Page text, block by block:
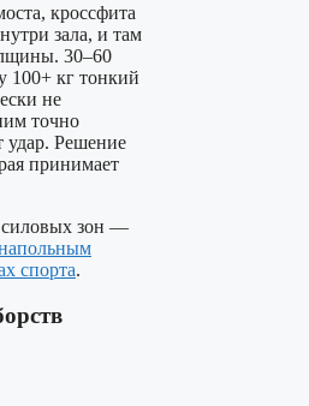
кроссфита
зала, и там
30–60
кг тонкий
не
точно
удар. Решение
принимает
силовых зон —
спорта.